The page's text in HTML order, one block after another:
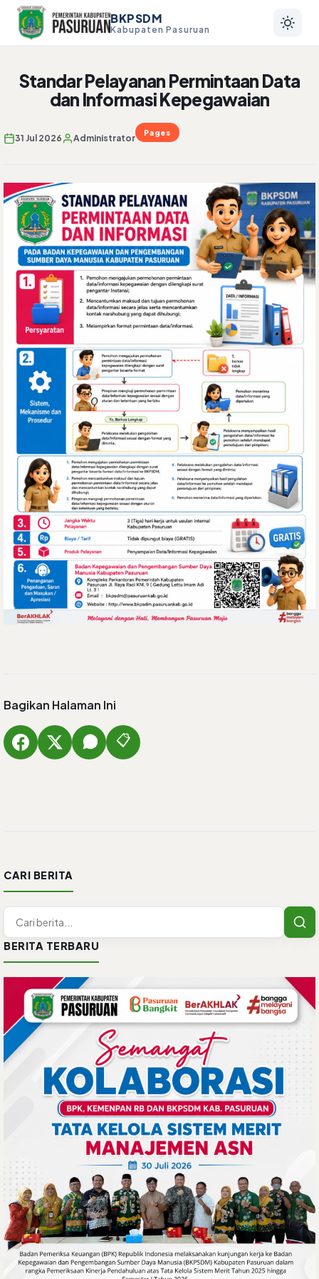
BKPSDM
Kabupaten Pasuruan
CARI BERITA
BERITA TERBARU
Standar Pelayanan Permintaan Data
dan Informasi Kepegawaian
31 Jul 2026 Administrator
Pages
Bagikan Halaman Ini
📋